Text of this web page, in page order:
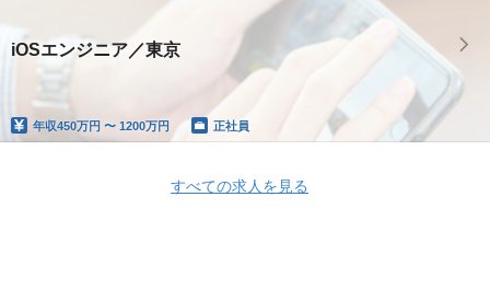
iOSエンジニア／東京
年収450万円 〜 1200万円 正社員
すべての求人を見る